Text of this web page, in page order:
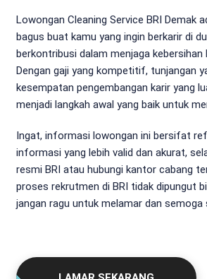
Lowongan Cleaning Service BRI Demak
bagus buat kamu yang ingin berkarir di
berkontribusi dalam menjaga kebersihan
Dengan gaji yang kompetitif, tunjangan
kesempatan pengembangan karir yang
menjadi langkah awal yang baik untuk
Ingat, informasi lowongan ini bersifat
informasi yang lebih valid dan akurat,
resmi BRI atau hubungi kantor cabang
proses rekrutmen di BRI tidak dipungut
jangan ragu untuk melamar dan semoga